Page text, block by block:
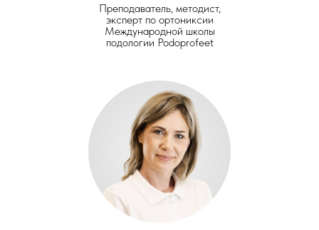
Преподаватель, методист,
эксперт по ортониксии
Международной школы
подологии Podoprofeet